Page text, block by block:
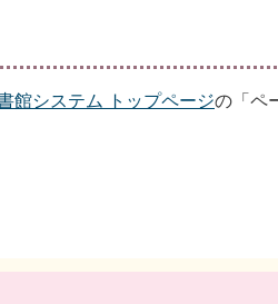
館システム トップページの「ペ